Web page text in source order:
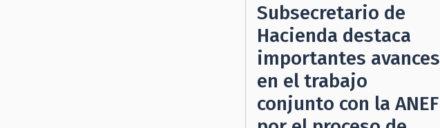
Subsecretario de
Hacienda destaca
importantes avances
en el trabajo
conjunto con la ANEF